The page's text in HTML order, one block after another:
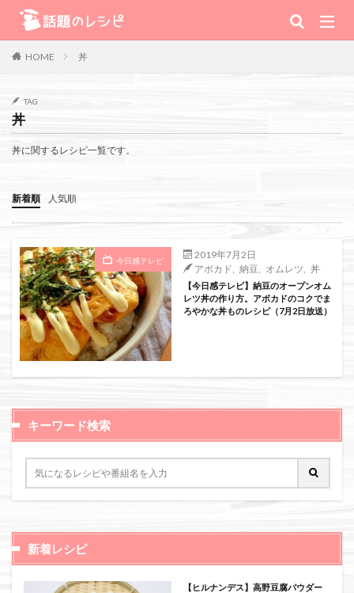
HOME 丼
TAG
丼
丼に関するレシピ一覧です。
新着順 人気順
今日感テレビ
2019年7月2日
アボカド
納豆 オムレツ 丼
【今日感テレビ】納豆のオープンオム
レツ丼の作り方。アボカドのコクでま
ろやかな丼ものレシピ（7月2日放送）
キーワード検索
新着レシピ
【ヒルナンデス】高野豆腐パウダー
キーワード
TV番組
Warning: Use of undefined constant 番組 - assumed '番組' (this will
throw an Error in a future version of PHP) in
/home/xs111inc/wadai.info/public_html/wp-content/themes/the-
thor-child/searchform-refine.php on line41
絞り込み検索